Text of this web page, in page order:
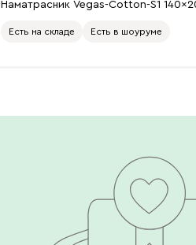
Наматрасник Vegas-Cotton-S1
Есть на складе Есть в шоуруме